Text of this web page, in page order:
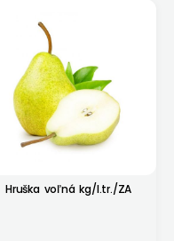
Hruška voľná kg/I.tr./ZA